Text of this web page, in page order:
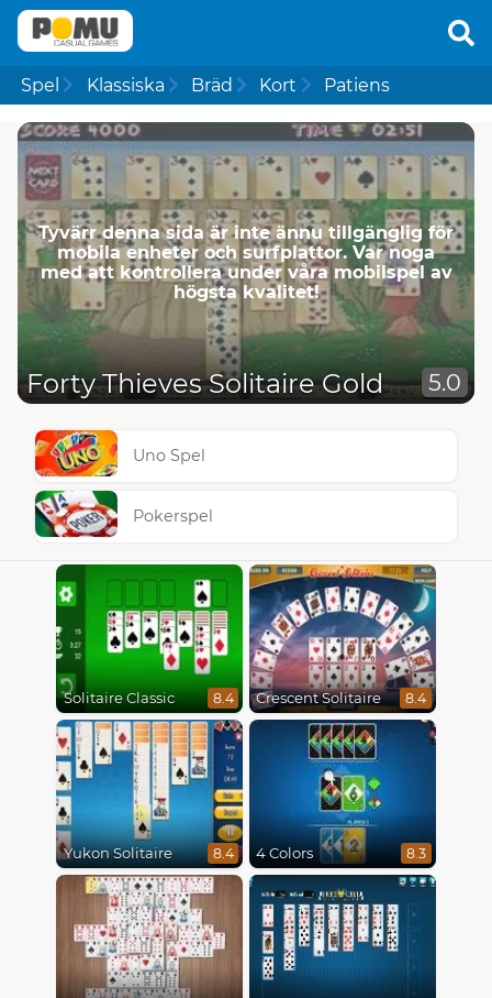
Spel Klassiska Bräd Kort Patiens
Tyvärr denna sida är inte ännu tillgänglig för
mobila enheter och surfplattor. Var noga
med att kontrollera under våra mobilspel av
högsta kvalitet!
Forty Thieves Solitaire Gold 5.0
Uno Spel
Pokerspel
Solitaire Classic 8.4 Crescent Solitaire 8.4
Yukon Solitaire 8.4 4 Colors 8.3